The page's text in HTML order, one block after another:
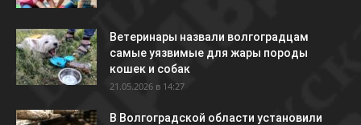
Ветеринары назвали волгоградцам
самые уязвимые для жары породы
кошек и собак
21.05.2026 в 14:27
В Волгоградской области установили